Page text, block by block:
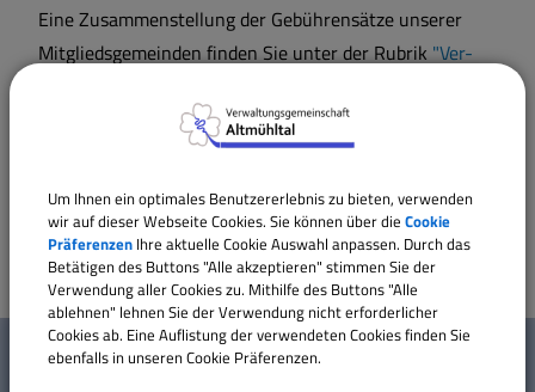
Formulare
Ver- und Entsorgung
Steuern, Gebühren, Beiträge
Schulverband
Notrufnummern/Vorsorge
Eine Zusammenstellung der Gebührensätze unserer
Mitgliedsgemeinden finden Sie unter der Rubrik "Ver-
Die aktuellen Beitrags- und Gebührensatzungen finden
Verordnungen".
W
Mehr entdecken
Um Ihnen ein optimales Benutzererlebnis zu bieten, verwenden
wir auf dieser Webseite Cookies. Sie können über die Cookie
Präferenzen Ihre aktuelle Cookie Auswahl anpassen. Durch das
Betätigen des Buttons "Alle akzeptieren" stimmen Sie der
Verwendung aller Cookies zu. Mithilfe des Buttons "Alle
ablehnen" lehnen Sie der Verwendung nicht erforderlicher
Cookies ab. Eine Auflistung der verwendeten Cookies finden Sie
ebenfalls in unseren Cookie Präferenzen.